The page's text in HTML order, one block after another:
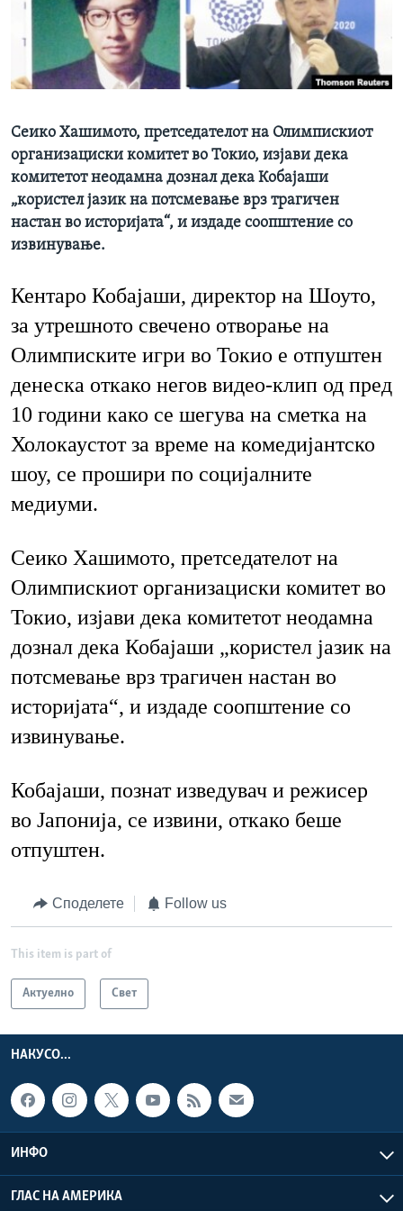
ИНТЕРВЈУА
Јазици
Сеико Хашимото, претседателот на Олимпискиот
организациски комитет во Токио, изјави дека
комитетот неодамна дознал дека Кобајаши
„користел јазик на потсмевање врз трагичен
настан во историјата“, и издаде соопштение со
извинување.
Кентаро Кобајаши, директор на Шоуто,
за утрешното свечено отворање на
Олимписките игри во Токио е отпуштен
денеска откако негов видео-клип од пред
10 години како се шегува на сметка на
Холокаустот за време на комедијантско
шоу, се прошири по социјалните
медиуми.
Сеико Хашимото, претседателот на
Олимпискиот организациски комитет во
Токио, изјави дека комитетот неодамна
дознал дека Кобајаши „користел јазик на
потсмевање врз трагичен настан во
историјата“, и издаде соопштение со
извинување.
Кобајаши, познат изведувач и режисер
во Јапонија, се извини, откако беше
отпуштен.
Споделете Follow us
This item is part of
Актуелно Свет
НАКУСО...
ИНФО
ГЛАС НА АМЕРИКА